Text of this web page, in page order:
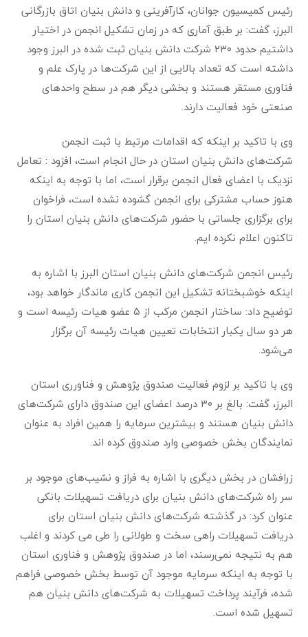
رئیس کمیسیون جوانان، کارآفرینی و دانش بنیان اتاق بازرگانی
البرز، گفت: بر طبق آماری که در زمان تشکیل انجمن در اختیار
داشتیم حدود ۲۳۰ شرکت دانش بنیان ثبت شده در البرز وجود
داشته است که تعداد بالایی از این شرکت‌ها در پارک علم و
فناوری مستقر هستند و بخشی دیگر هم در سطح واحدهای
صنعتی خود فعالیت دارند.
وی با تاکید بر اینکه که اقدامات مرتبط با ثبت انجمن
شرکت‌های دانش بنیان استان در حال انجام است، افزود : تعامل
نزدیک با اعضای فعال انجمن برقرار است، اما با توجه به اینکه
هنوز حساب مشترکی برای انجمن گشوده نشده است، فراخوان
برای برگزاری جلساتی با حضور شرکت‌های دانش بنیان استان را
تاکنون اعلام نکرده ایم.
رئیس انجمن شرکت‌های دانش بنیان استان البرز با اشاره به
اینکه خوشبختانه تشکیل این انجمن کاری ماندگار خواهد بود،
توضیح داد: ساختار انجمن مرکب از ۵ عضو هیات رئیسه است و
هر دو سال یکبار انتخابات تعیین هیات رئیسه آن برگزار
می‌شود‌.
وی با تاکید بر لزوم فعالیت صندوق پژوهش و فناورری استان
البرز، گفت: بالغ بر ۳۰ درصد اعضای این صندوق دارای شرکت‌های
دانش بنیان هستند و بیشترین سرمایه را همین افراد به عنوان
نمایندگان بخش خصوصی وارد صندوق کرده اند.
زرافشان در بخش دیگری با اشاره به فراز و نشیب‌های موجود بر
سر راه شرکت‌های دانش بنیان برای دریافت تسهیلات بانکی
عنوان کرد: در گذشته شرکت‌های دانش بنیان استان برای
دریافت تسهیلات راهی سخت و طولانی را طی می کردند و اغلب
هم به نتیجه نمی‌رسند، اما در صندوق پژوهش و فناوری استان
با توجه به اینکه سرمایه موجود آن توسط بخش خصوصی فراهم
شده، فرآیند پرداخت تسهیلات به شرکت‌های دانش بنیان هم
تسهیل شده است.